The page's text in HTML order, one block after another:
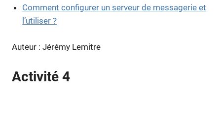
Comment configurer un serveur de messagerie et
l’utiliser ?
Auteur : Jérémy Lemitre
Activité 4